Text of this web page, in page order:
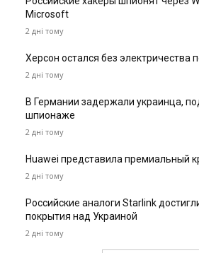
Microsoft
2 дні тому
Херсон остался без электричества
2 дні тому
В Германии задержали украинца,
шпионаже
2 дні тому
Huawei представила премиальный
2 дні тому
Российские аналоги Starlink
покрытия над Украиной
2 дні тому